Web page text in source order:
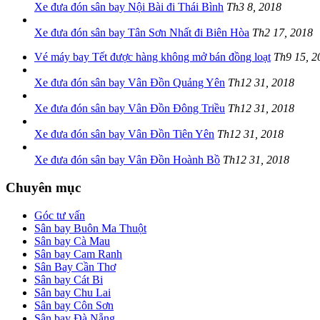
Xe đưa đón sân bay Nội Bài đi Thái Bình Th3 8, 2018
Xe đưa đón sân bay Tân Sơn Nhất đi Biên Hòa Th2 17, 2018
Vé máy bay Tết được hàng không mở bán đồng loạt Th9 15,
Xe đưa đón sân bay Vân Đồn Quảng Yên Th12 31, 2018
Xe đưa đón sân bay Vân Đồn Đông Triều Th12 31, 2018
Xe đưa đón sân bay Vân Đồn Tiên Yên Th12 31, 2018
Xe đưa đón sân bay Vân Đồn Hoành Bồ Th12 31, 2018
Chuyên mục
Góc tư vấn
Sân bay Buôn Ma Thuột
Sân bay Cà Mau
Sân bay Cam Ranh
Sân Bay Cần Thơ
Sân bay Cát Bi
Sân bay Chu Lai
Sân bay Côn Sơn